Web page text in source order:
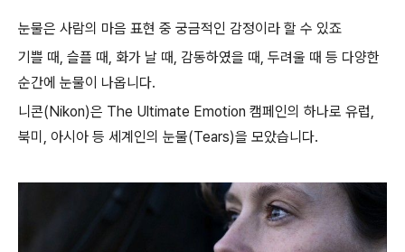
눈물은 사람의 마음 표현 중 궁금적인 감정이라 할 수 있죠
기쁠 때, 슬플 때, 화가 날 때, 감동하였을 때, 두려울 때 등 다양한
순간에 눈물이 나옵니다.
니콘(Nikon)은 The Ultimate Emotion 캠페인의 하나로 유럽,
북미, 아시아 등 세계인의 눈물(Tears)을 모았습니다.